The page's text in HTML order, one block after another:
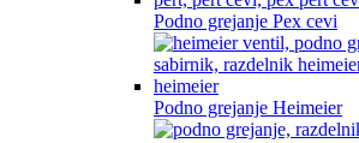
Podno grejanje Pex cevi
Podno grejanje Heimeier